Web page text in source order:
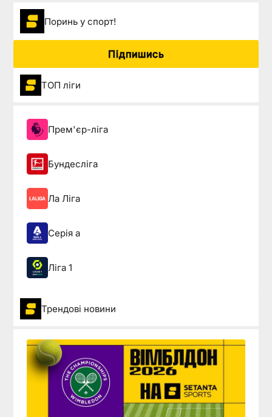
Поринь у спорт!
Підпишись
ТОП ліги
Прем'єр-ліга
Бундесліга
Ла Ліга
Серія а
Ліга 1
Трендові новини